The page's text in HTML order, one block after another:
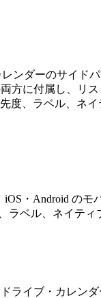
ンダーのサイド
両方に付属し、リ
度、ラベル、ネ
iOS・Android のモ
ラベル、ネイティ
ライブ・カレン